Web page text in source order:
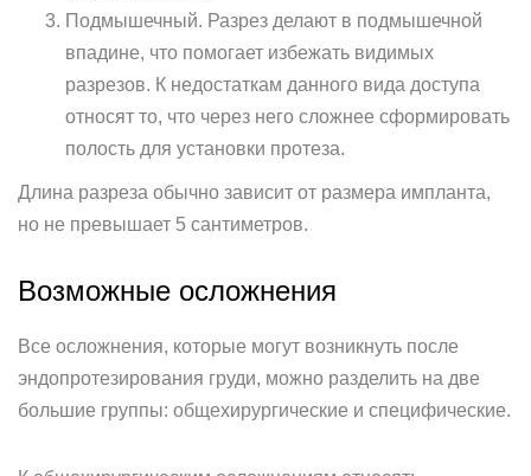
Подмышечный. Разрез делают в подмышечной
впадине, что помогает избежать видимых
разрезов. К недостаткам данного вида доступа
относят то, что через него сложнее сформировать
полость для установки протеза.
Длина разреза обычно зависит от размера импланта,
но не превышает 5 сантиметров.
Возможные осложнения
Все осложнения, которые могут возникнуть после
эндопротезирования груди, можно разделить на две
большие группы: общехирургические и специфические.